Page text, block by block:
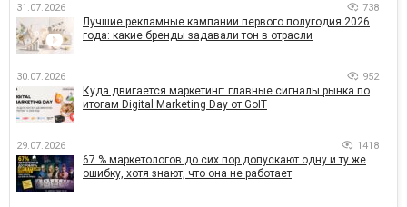
31.07.2026 738
Лучшие рекламные кампании первого полугодия 2026
года: какие бренды задавали тон в отрасли
30.07.2026 952
Куда двигается маркетинг: главные сигналы рынка по
итогам Digital Marketing Day от GoIT
29.07.2026 1418
67 % маркетологов до сих пор допускают одну и ту же
ошибку, хотя знают, что она не работает